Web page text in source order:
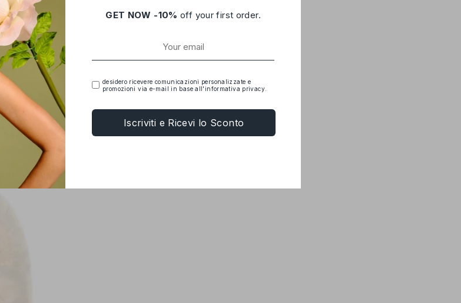
GET NOW -10% off your first order.
desidero ricevere comunicazioni personalizzate e
promozioni via e-mail in base all'informativa privacy.
Iscriviti e Ricevi lo Sconto